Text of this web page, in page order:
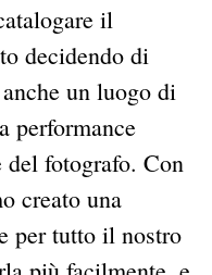
il
decidendo di
un luogo di
performance
del fotografo. Con
creato una
per tutto il nostro